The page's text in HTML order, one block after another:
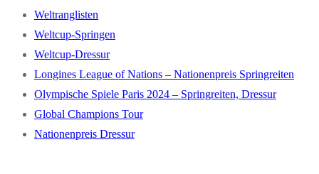
Weltranglisten
Weltcup-Springen
Weltcup-Dressur
Longines League of Nations – Nationenpreis Springreiten
Olympische Spiele Paris 2024 – Springreiten, Dressur
Global Champions Tour
Nationenpreis Dressur